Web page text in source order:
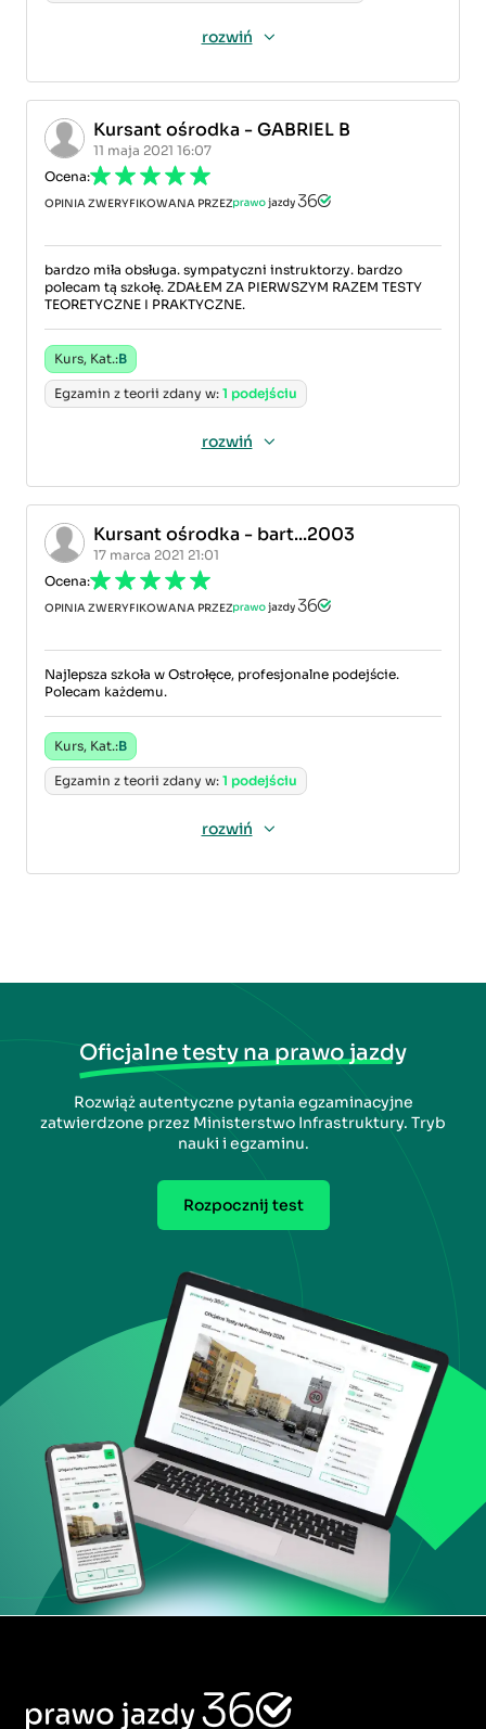
rozwiń
Kursant ośrodka - GABRIEL B
11 maja 2021 16:07
Ocena:
OPINIA ZWERYFIKOWANA PRZEZ
bardzo miła obsługa. sympatyczni instruktorzy. bardzo
polecam tą szkołę. ZDAŁEM ZA PIERWSZYM RAZEM TESTY
TEORETYCZNE I PRAKTYCZNE.
Kurs, Kat.:B
Egzamin z teorii zdany w: 1 podejściu
rozwiń
Kursant ośrodka - bart...2003
17 marca 2021 21:01
Ocena:
OPINIA ZWERYFIKOWANA PRZEZ
Najlepsza szkoła w Ostrołęce, profesjonalne podejście.
Polecam każdemu.
Kurs, Kat.:B
Egzamin z teorii zdany w: 1 podejściu
rozwiń
Oficjalne testy na prawo jazdy
Rozwiąż autentyczne pytania egzaminacyjne
zatwierdzone przez Ministerstwo Infrastruktury. Tryb
nauki i egzaminu.
Rozpocznij test